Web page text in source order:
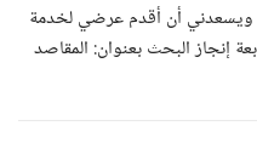
ويسعدني أن أقدم عرضي لخدمة
إنجاز البحث بعنوان: المقاصد